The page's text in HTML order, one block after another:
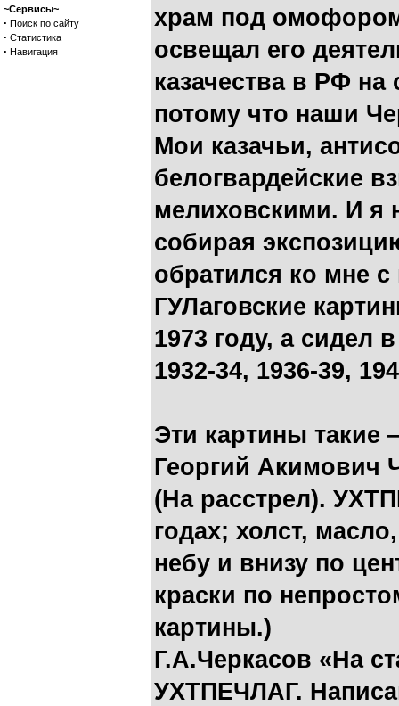
~Сервисы~
· Поиск по сайту
· Статистика
· Навигация
храм под
освещал его
казачества в РФ на
потому что наши
Мои казачьи,
белогвардейские
мелиховскими. И я
собирая
обратился ко мне с
ГУЛаговские
1973 году, а сидел
1932-34, 1936-39,
Эти картины такие
Георгий Акимович
(На расстрел).
годах; холст,
небу и внизу по
краски по
картины.)
Г.А.Черкасов «На
УХТПЕЧЛАГ.